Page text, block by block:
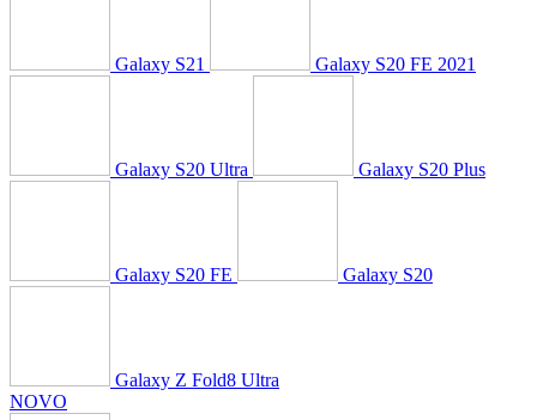
Galaxy S21 Galaxy S20 FE 2021
Galaxy S20 Ultra Galaxy S20 Plus
Galaxy S20 FE Galaxy S20
Galaxy Z Fold8 Ultra
NOVO